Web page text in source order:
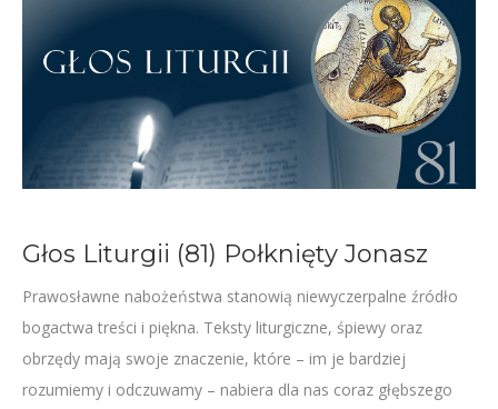
Głos Liturgii (81) Połknięty Jonasz
Prawosławne nabożeństwa stanowią niewyczerpalne źródło
bogactwa treści i piękna. Teksty liturgiczne, śpiewy oraz
obrzędy mają swoje znaczenie, które – im je bardziej
rozumiemy i odczuwamy – nabiera dla nas coraz głębszego